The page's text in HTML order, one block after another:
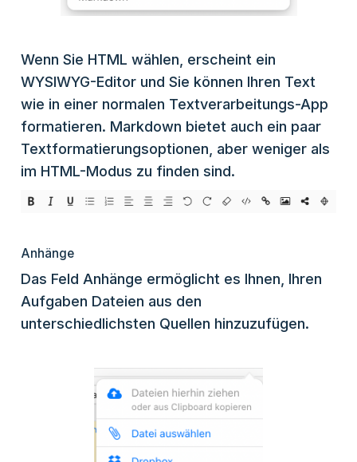
Wenn Sie HTML wählen, erscheint ein
WYSIWYG-Editor und Sie können Ihren Text
wie in einer normalen Textverarbeitungs-App
formatieren. Markdown bietet auch ein paar
Textformatierungsoptionen, aber weniger als
im HTML-Modus zu finden sind.
Anhänge
Das Feld Anhänge ermöglicht es Ihnen, Ihren
Aufgaben Dateien aus den
unterschiedlichsten Quellen hinzuzufügen.